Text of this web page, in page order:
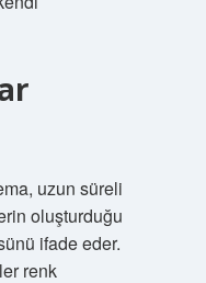
uzun süreli
oluşturduğu
ifade eder.
renk